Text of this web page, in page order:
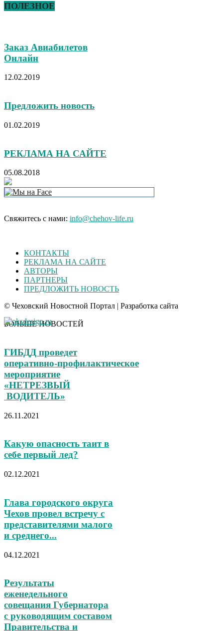
ПОЛЕЗНОЕ
Заказ Авиабилетов
Онлайн
12.02.2019
Предложить новость
01.02.2019
РЕКЛАМА НА САЙТЕ
05.08.2018
Свяжитесь с нами: info@chehov-life.ru
КОНТАКТЫ
РЕКЛАМА НА САЙТЕ
АВТОРЫ
ПАРТНЕРЫ
ПРЕДЛОЖИТЬ НОВОСТЬ
© Чеховский Новостной Портал | Разработка сайта
БОЛЬШЕ НОВОСТЕЙ
ГИБДД проведет
оперативно‑профилактическое
мероприятие
«НЕТРЕЗВЫЙ
ВОДИТЕЛЬ»
26.11.2021
Какую опасность таит в
себе первый лед?
02.12.2021
Глава городского округа
Чехов провел встречу с
представителями малого
и среднего...
04.12.2021
Результаты
еженедельного
совещания Губернатора
с руководящим составом
Правительства и